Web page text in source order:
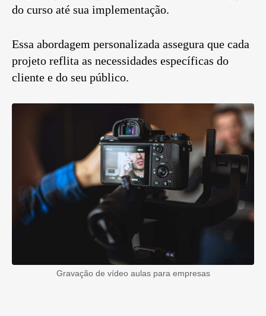
do curso até sua implementação.
Essa abordagem personalizada assegura que cada
projeto reflita as necessidades específicas do
cliente e do seu público.
Gravação de vídeo aulas para empresas